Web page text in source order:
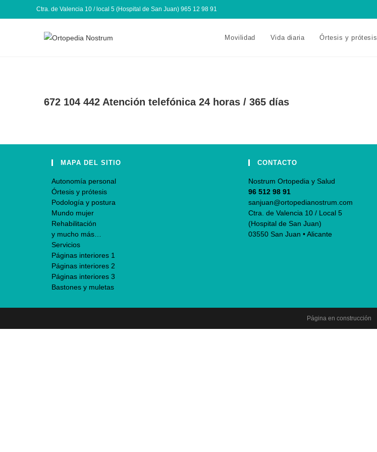
Ctra. de Valencia 10 / local 5 (Hospital de San Juan) 965 12 98 91
Movilidad Vida diaria Órtesis y prótesis
672 104 442 Atención telefónica 24 horas / 365 días
MAPA DEL SITIO
Autonomía personal
Órtesis y prótesis
Podología y postura
Mundo mujer
Rehabilitación
y mucho más…
Servicios
Páginas interiores 1
Páginas interiores 2
Páginas interiores 3
Bastones y muletas
CONTACTO
Nostrum Ortopedia y Salud
96 512 98 91
sanjuan@ortopedianostrum.com
Ctra. de Valencia 10 / Local 5
(Hospital de San Juan)
03550 San Juan • Alicante
Página en construcción